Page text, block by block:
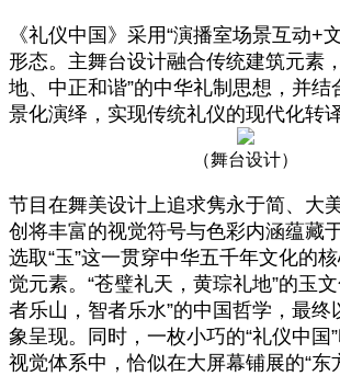
《礼仪中国》采用“演播室场景互动+
形态。主舞台设计融合传统建筑元素
地、中正和谐”的中华礼制思想，并结
景化演绎，实现传统礼仪的现代化转译
（舞台设计）
节目在舞美设计上追求隽永于简、大
创将丰富的视觉符号与色彩内涵蕴藏
选取“玉”这一贯穿中华五千年文化的
觉元素。“苍璧礼天，黄琮礼地”的玉
者乐山，智者乐水”的中国哲学，最终
象呈现。同时，一枚小巧的“礼仪中国
视觉体系中，恰似在大屏幕铺展的“东